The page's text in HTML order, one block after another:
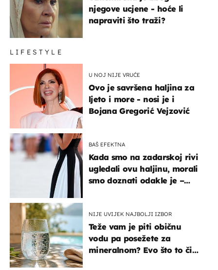
njegove ucjene - hoće li
napraviti što traži?
LIFESTYLE
U NOJ NIJE VRUĆE
Ovo je savršena haljina za
ljeto i more - nosi je i
Bojana Gregorić Vejzović
BAŠ EFEKTNA
Kada smo na zadarskoj rivi
ugledali ovu haljinu, morali
smo doznati odakle je –
NIJE UVIJEK NAJBOLJI IZBOR
Teže vam je piti običnu
vodu pa posežete za
mineralnom? Evo što to čini